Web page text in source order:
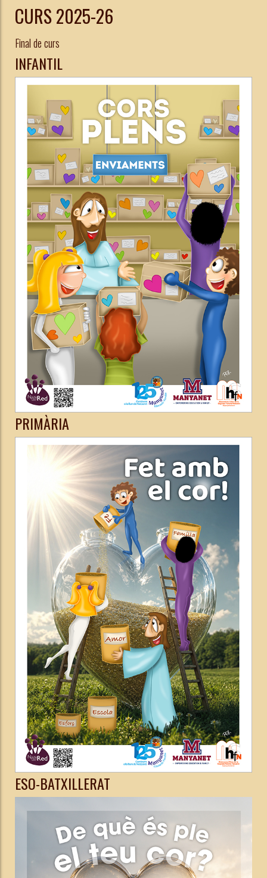
CURS 2025-26
Final de curs
INFANTIL
PRIMÀRIA
ESO-BATXILLERAT